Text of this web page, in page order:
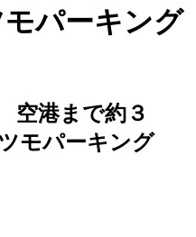
パーキング
空港まで約３
モパーキング